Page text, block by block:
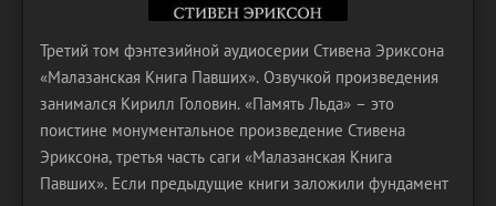
Третий том фэнтезийной аудиосерии Стивена Эриксона
«Малазанская Книга Павших». Озвучкой произведения
занимался Кирилл Головин. «Память Льда» – это
поистине монументальное произведение Стивена
Эриксона, третья часть саги «Малазанская Книга
Павших». Если предыдущие книги заложили фундамент